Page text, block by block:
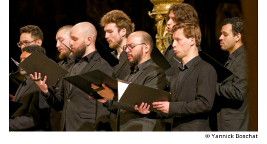
© Yannick Boschat